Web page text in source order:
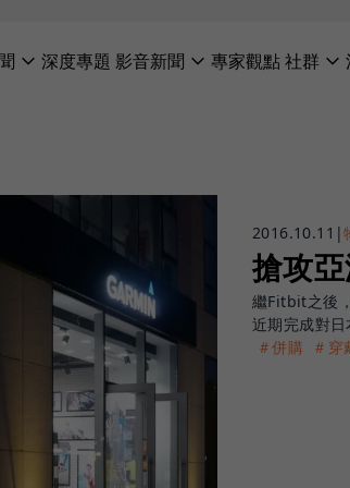
深度專題 影音新聞 專家觀點社群
2016.10.11 |
搶攻
繼Fitbit之後
近期完成對
＃併購
＃穿